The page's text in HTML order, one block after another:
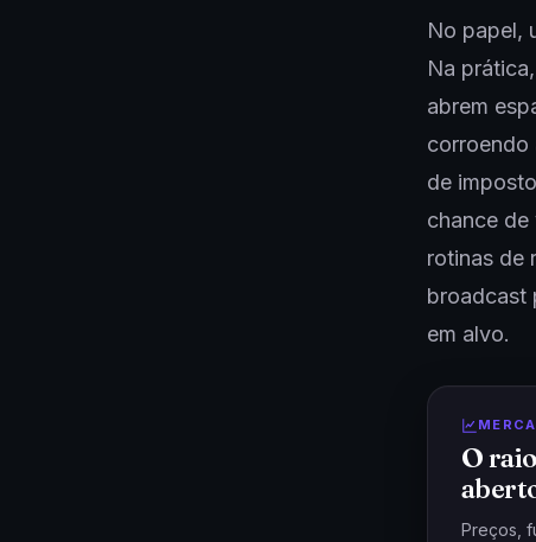
No papel,
Na
abrem
corroendo
de
chance
rotinas de
broadcast
em alvo.
O
Preços,